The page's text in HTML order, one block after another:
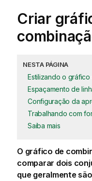
Criar
NESTA PÁGINA
Estilizando o
Espaçamento de
Configuração da
Trabalhando com
Saiba mais
O gráfico de
comparar dois
que geralmente